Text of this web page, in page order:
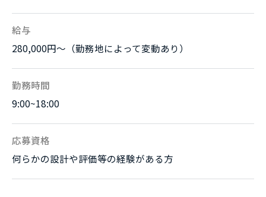
給与
280,000円～（勤務地によって変動あり）
勤務時間
9:00~18:00
応募資格
何らかの設計や評価等の経験がある方